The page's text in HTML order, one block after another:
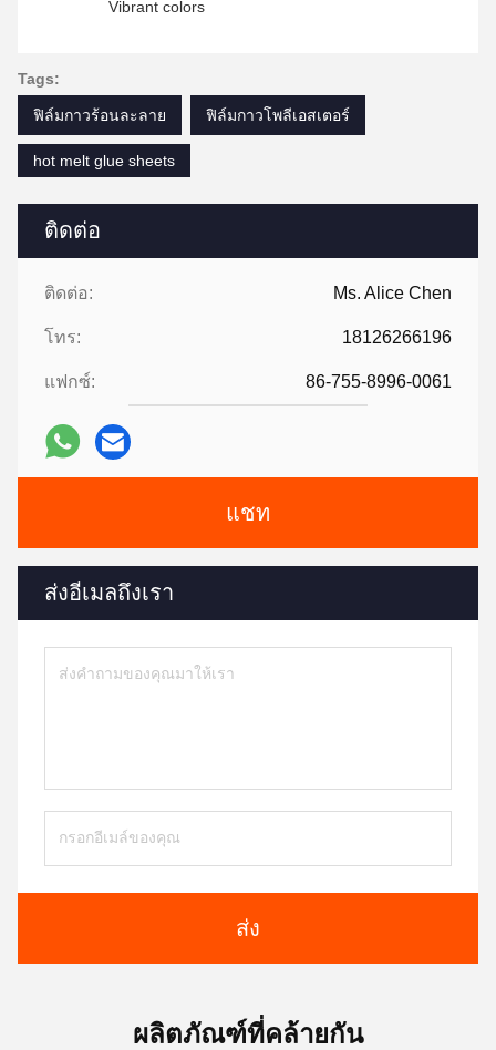
ติดต่อ
ติดต่อ: Ms. Alice Chen
โทร: 18126266196
แฟกซ์: 86-755-8996-0061
แชท
ส่งอีเมลถึงเรา
ส่ง
Vibrant colors
Tags:
ฟิล์มกาวร้อนละลาย ฟิล์มกาวโพลีเอสเตอร์
hot melt glue sheets
ผลิตภัณฑ์ที่คล้ายกัน